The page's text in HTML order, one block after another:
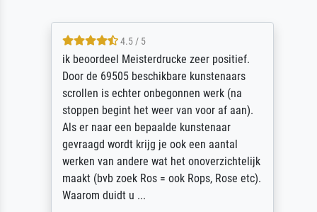
4.5 / 5
ik beoordeel Meisterdrucke zeer positief.
Door de 69505 beschikbare kunstenaars
scrollen is echter onbegonnen werk (na
stoppen begint het weer van voor af aan).
Als er naar een bepaalde kunstenaar
gevraagd wordt krijg je ook een aantal
werken van andere wat het onoverzichtelijk
maakt (bvb zoek Ros = ook Rops, Rose etc).
Waarom duidt u ...